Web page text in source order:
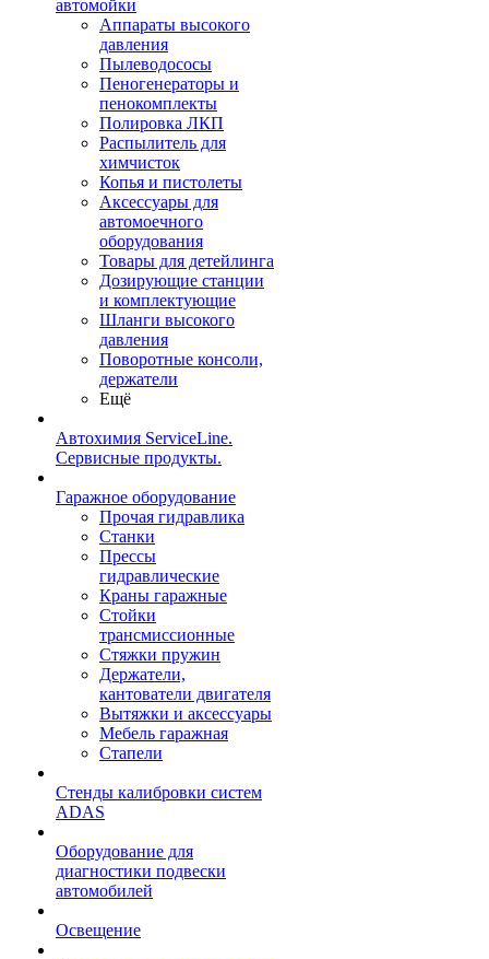
автомойки
Аппараты высокого
давления
Пылеводососы
Пеногенераторы и
пенокомплекты
Полировка ЛКП
Распылитель для
химчисток
Копья и пистолеты
Аксессуары для
автомоечного
оборудования
Товары для детейлинга
Дозирующие станции
и комплектующие
Шланги высокого
давления
Поворотные консоли,
держатели
Ещё
Автохимия ServiceLine.
Сервисные продукты.
Гаражное оборудование
Прочая гидравлика
Станки
Прессы
гидравлические
Краны гаражные
Стойки
трансмиссионные
Стяжки пружин
Держатели,
кантователи двигателя
Вытяжки и аксессуары
Мебель гаражная
Стапели
Стенды калибровки систем
ADAS
Оборудование для
диагностики подвески
автомобилей
Освещение